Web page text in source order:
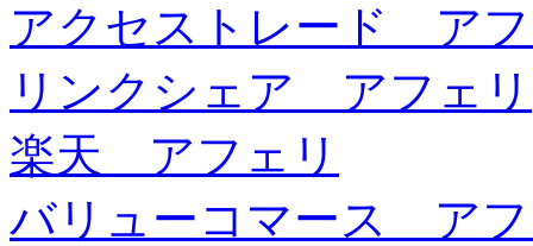
アクセストレード ア
リンクシェア アフェリ
楽天 アフェリ
バリューコマース ア